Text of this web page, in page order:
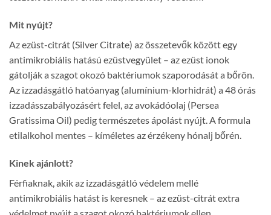
Mit nyújt?
Az ezüst-citrát (Silver Citrate) az összetevők között egy
antimikrobiális hatású ezüstvegyület – az ezüst ionok
gátolják a szagot okozó baktériumok szaporodását a bőrön.
Az izzadásgátló hatóanyag (alumínium-klorhidrát) a 48 órás
izzadásszabályozásért felel, az avokádóolaj (Persea
Gratissima Oil) pedig természetes ápolást nyújt. A formula
etilalkohol mentes – kíméletes az érzékeny hónalj bőrén.
Kinek ajánlott?
Férfiaknak, akik az izzadásgátló védelem mellé
antimikrobiális hatást is keresnek – az ezüst-citrát extra